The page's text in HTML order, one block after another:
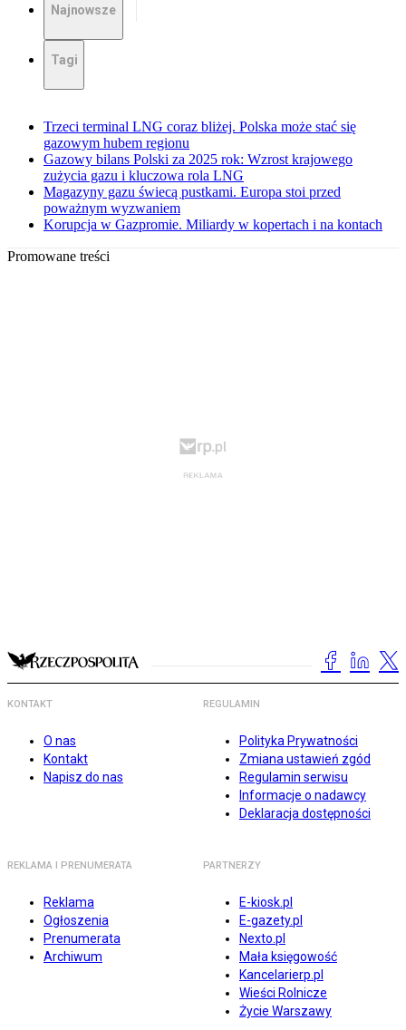
Najnowsze
Tagi
Trzeci terminal LNG coraz bliżej. Polska może stać się
gazowym hubem regionu
Gazowy bilans Polski za 2025 rok: Wzrost krajowego
zużycia gazu i kluczowa rola LNG
Magazyny gazu świecą pustkami. Europa stoi przed
poważnym wyzwaniem
Korupcja w Gazpromie. Miliardy w kopertach i na kontach
Promowane treści
KONTAKT
O nas
Kontakt
Napisz do nas
REGULAMIN
Polityka Prywatności
Zmiana ustawień zgód
Regulamin serwisu
Informacje o nadawcy
Deklaracja dostępności
REKLAMA I PRENUMERATA
Reklama
Ogłoszenia
Prenumerata
Archiwum
PARTNERZY
E-kiosk.pl
E-gazety.pl
Nexto.pl
Mała księgowość
Kancelarierp.pl
Wieści Rolnicze
Życie Warszawy